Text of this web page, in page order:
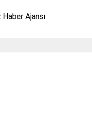
Ajansı